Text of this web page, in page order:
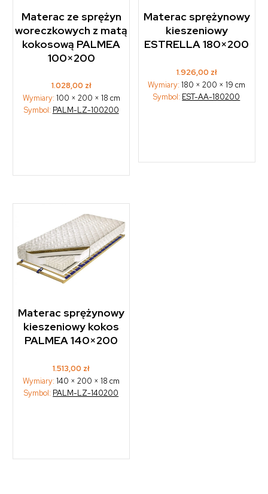
Materac ze sprężyn
woreczkowych z matą
kokosową PALMEA
100×200
1.028,00 zł
Wymiary: 100 × 200 × 18 cm
Symbol: PALM-LZ-100200
Materac sprężynowy
kieszeniowy
ESTRELLA 180×200
1.926,00 zł
Wymiary:180 × 200 × 19 cm
Symbol: EST-AA-180200
Materac sprężynowy
kieszeniowy kokos
PALMEA 140×200
1.513,00 zł
Wymiary:140 × 200 × 18 cm
Symbol: PALM-LZ-140200